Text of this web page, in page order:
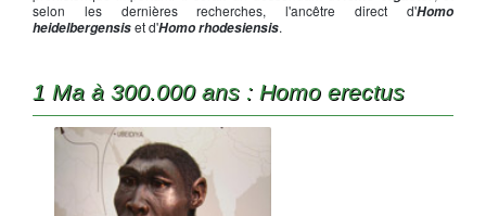
selon les dernières recherches, l'ancêtre direct d'Homo
heidelbergensiset d'Homo rhodesiensis.
1 Ma à 300.000 ans : Homo erectus